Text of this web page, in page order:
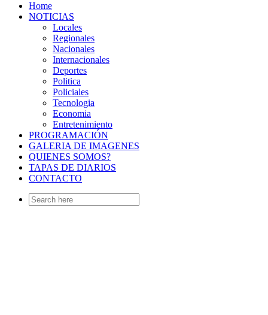
Home
NOTICIAS
Locales
Regionales
Nacionales
Internacionales
Deportes
Politica
Policiales
Tecnologia
Economia
Entretenimiento
PROGRAMACIÓN
GALERIA DE IMAGENES
QUIENES SOMOS?
TAPAS DE DIARIOS
CONTACTO
Search
for: